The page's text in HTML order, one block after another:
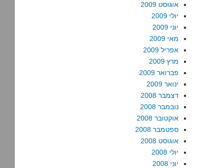
אוגוסט 2009
יולי 2009
יוני 2009
מאי 2009
אפריל 2009
מרץ 2009
פברואר 2009
ינואר 2009
דצמבר 2008
נובמבר 2008
אוקטובר 2008
ספטמבר 2008
אוגוסט 2008
יולי 2008
יוני 2008